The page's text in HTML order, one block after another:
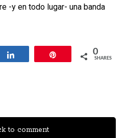
-y en todo lugar- una banda
0
SHARES
to comment